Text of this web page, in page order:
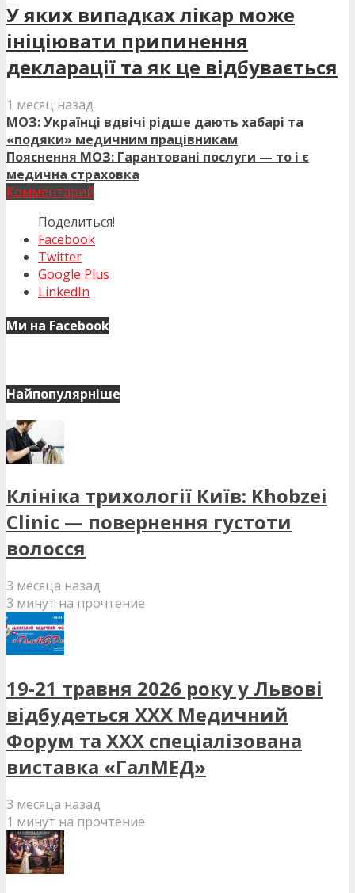
У яких випадках лікар може
ініціювати припинення
декларації та як це відбувається
1 месяц назад
МОЗ: Українці вдвічі рідше дають хабарі та
«подяки» медичним працівникам
Пояснення МОЗ: Гарантовані послуги — то і є
медична страховка
Комментарий
Поделиться!
Facebook
Twitter
Google Plus
LinkedIn
Ми на Facebook
Найпопулярніше
Клініка трихології Київ: Khobzei
Clinic — повернення густоти
волосся
3 месяца назад
3 минут на прочтение
19-21 травня 2026 року у Львові
відбудеться XXX Медичний
Форум та XXX спеціалізована
виставка «ГалМЕД»
3 месяца назад
1 минут на прочтение